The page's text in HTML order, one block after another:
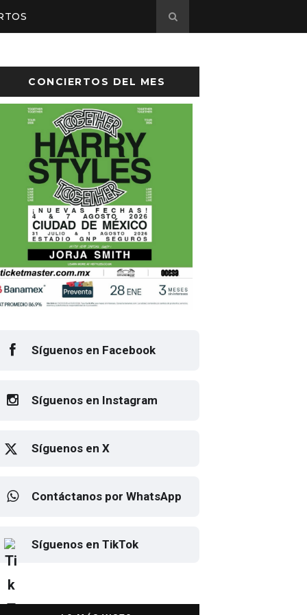
el cartel de Flow Fest 2026
CONCIERTOS DEL MES
Síguenos en Facebook
Síguenos en Instagram
Síguenos en X
Contáctanos por WhatsApp
Elton John regresa a CDMX
para despedirse en el Estadio